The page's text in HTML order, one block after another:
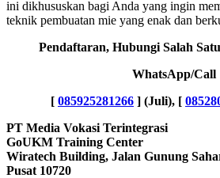
ini dikhususkan bagi Anda yang ingin
teknik pembuatan mie yang enak dan
Pendaftaran, Hubungi Salah
WhatsApp/Call
[ 085925281266 ] (Juli), [
PT Media Vokasi Terintegrasi
GoUKM Training Center
Wiratech Building, Jalan Gunung
Pusat 10720